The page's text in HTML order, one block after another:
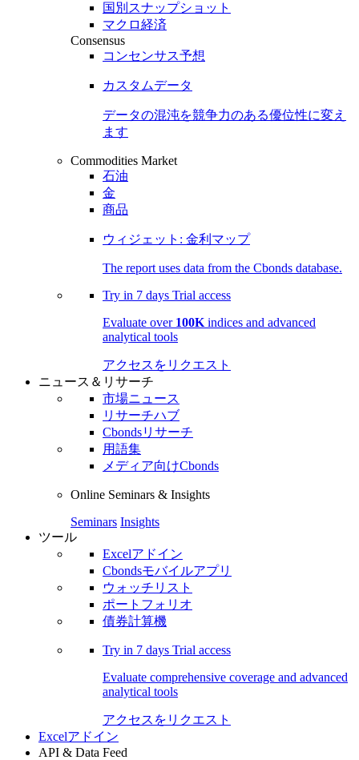
国別スナップショット
マクロ経済
Consensus
コンセンサス予想
カスタムデータ
データの混沌を競争力のある優位性に変え
ます
Commodities Market
石油
金
商品
ウィジェット: 金利マップ
The report uses data from the Cbonds database.
Try in 7 days Trial access
Evaluate over 100K indices and advanced
analytical tools
アクセスをリクエスト
ニュース＆リサーチ
市場ニュース
リサーチハブ
Cbondsリサーチ
用語集
メディア向けCbonds
Online Seminars & Insights
Seminars Insights
ツール
Excelアドイン
Cbondsモバイルアプリ
ウォッチリスト
ポートフォリオ
債券計算機
Try in 7 days Trial access
Evaluate comprehensive coverage and advanced
analytical tools
アクセスをリクエスト
Excelアドイン
API & Data Feed